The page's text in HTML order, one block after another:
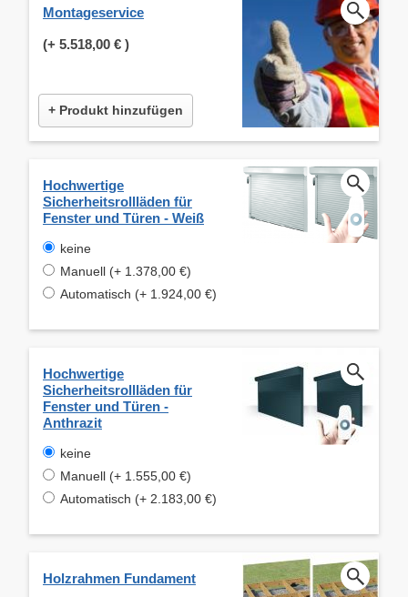
Montageservice
(+ 5.518,00 € )
+ Produkt hinzufügen
Hochwertige
Sicherheitsrollläden für
Fenster und Türen - Weiß
keine
Manuell (+ 1.378,00 €)
Automatisch (+ 1.924,00 €)
Hochwertige
Sicherheitsrollläden für
Fenster und Türen -
Anthrazit
keine
Manuell (+ 1.555,00 €)
Automatisch (+ 2.183,00 €)
Holzrahmen Fundament